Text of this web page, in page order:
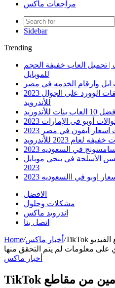
مراجعات ماكس
Sidebar
Trending
| تحميل العاب خفيفة الحجم
للموبايل
وارقام الخدمه في مصر
أفضل 5 تطبيقات لقراءة ملفات الوورد على الجوال 2023
للأندرويد
للأندوريد
أوبو فى الإمارات 2023
اسعار ايفون في مصر 2023
في السعوديه 2023
أحسن الأسلحة في ببجي موبايل
2023
اوبو في االسعوديه 2023
الافضل
مشكلات وحلول
اندرويد ماكس
اتصل بنا
Home/أخبار ماكس /TikTok يحذر المستخدمين من مقاطع الفيديو
على معلومات لم يتم التحقق منها
أخبار ماكس
TikTok يحذر المستخدمين من مقاطع